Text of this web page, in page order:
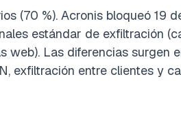
(70 %). Acronis bloqueó 19
estándar de exfiltración
web). Las diferencias surgen
exfiltración entre clientes y